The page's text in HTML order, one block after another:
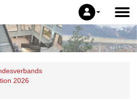
2026